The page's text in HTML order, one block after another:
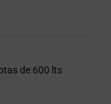
de 600 lts